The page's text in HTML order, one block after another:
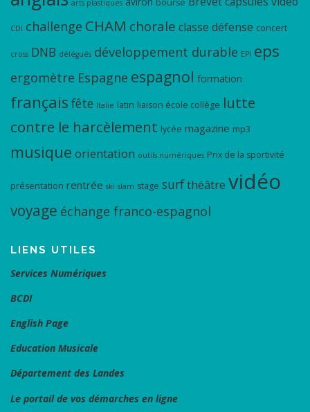
arts plastiques bourse
CDI challenge CHAM chorale classe défense concert
cross DNB délégués développement durable EPI eps
ergomètre Espagne espagnol formation
français fête Italie latin liaison école collège lutte
contre le harcèlement lycée magazine mp3
musique orientation outils numériques Prix de la sportivité
présentation rentrée ski slam stage surfthéâtre vidéo
voyage échange franco-espagnol
LIENS UTILES
Services Numériques
BCDI
English Page
Education Musicale
Département des Landes
Le portail de vos démarches en ligne